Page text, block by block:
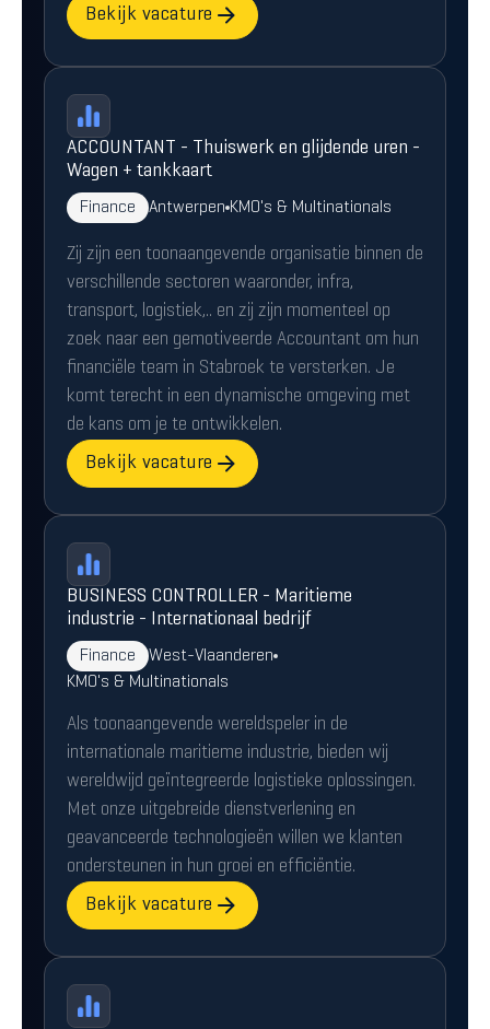
Bekijk vacature
ACCOUNTANT - Thuiswerk en glijdende uren -
Wagen + tankkaart
Finance Antwerpen KMO's & Multinationals
Zij zijn een toonaangevende organisatie binnen de
verschillende sectoren waaronder, infra,
transport, logistiek,.. en zij zijn momenteel op
zoek naar een gemotiveerde Accountant om hun
financiële team in Stabroek te versterken. Je
komt terecht in een dynamische omgeving met
de kans om je te ontwikkelen.
Bekijk vacature
BUSINESS CONTROLLER - Maritieme
industrie - Internationaal bedrijf
Finance
West-Vlaanderen
KMO's & Multinationals
Als toonaangevende wereldspeler in de
internationale maritieme industrie, bieden wij
wereldwijd geïntegreerde logistieke oplossingen.
Met onze uitgebreide dienstverlening en
geavanceerde technologieën willen we klanten
ondersteunen in hun groei en efficiëntie.
Bekijk vacature